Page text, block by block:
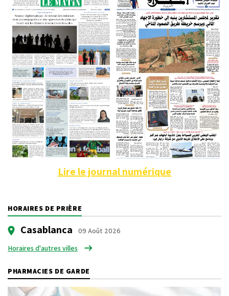
Lire le journal numérique
HORAIRES DE PRIÈRE
Casablanca
09 Août 2026
Horaires d'autres villes
PHARMACIES DE GARDE